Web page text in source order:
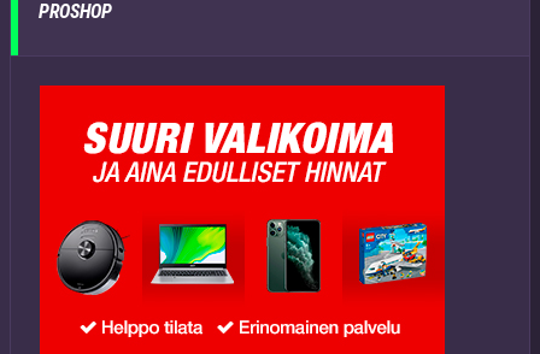
PROSHOP